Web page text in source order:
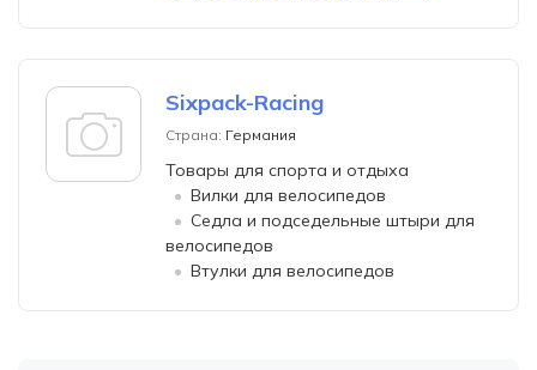
Sixpack-Racing
Страна: Германия
Товары для спорта и отдыха
Вилки для велосипедов
Седла и подседельные штыри для
велосипедов
Втулки для велосипедов